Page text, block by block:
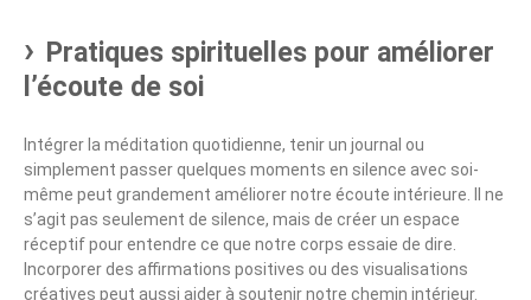
Pratiques spirituelles pour améliorer
l’écoute de soi
Intégrer la méditation quotidienne, tenir un journal ou
simplement passer quelques moments en silence avec soi-
même peut grandement améliorer notre écoute intérieure. Il ne
s’agit pas seulement de silence, mais de créer un espace
réceptif pour entendre ce que notre corps essaie de dire.
Incorporer des affirmations positives ou des visualisations
créatives peut aussi aider à soutenir notre chemin intérieur.